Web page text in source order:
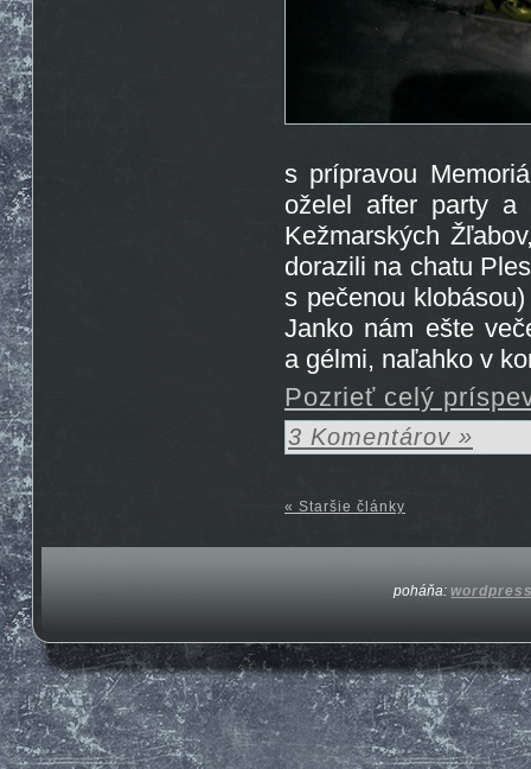
s prípravou
oželel after party
Kežmarských
dorazili na chatu
s pečenou
Janko nám ešte
a gélmi, naľahko v
Pozrieť celý
3 Komentárov »
« Staršie články
poháňa: